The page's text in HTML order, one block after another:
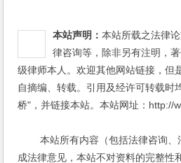
本站声明：本站所载之法律
律咨询等，除非另有注明，
级律师本人。欢迎其他网站链接，但
自摘编、转载。引用及经许可转载时
桥"，并链接本站。本站网址：http://
本站所有内容（包括法律咨询、
成法律意见，本站不对资料的完整性